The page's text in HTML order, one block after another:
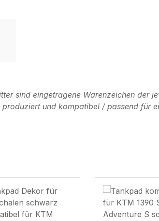
sind eingetragene Warenzeichen der
und kompatibel / passend für